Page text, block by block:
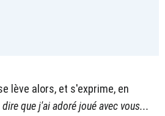
lève alors, et s'exprime, en
que j'ai adoré joué avec vous...